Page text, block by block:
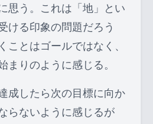
思う。これは「地」とい
ける印象の問題だろう
ことはゴールではなく、
まりのように感じる。
成したら次の目標に向か
らないように感じるが